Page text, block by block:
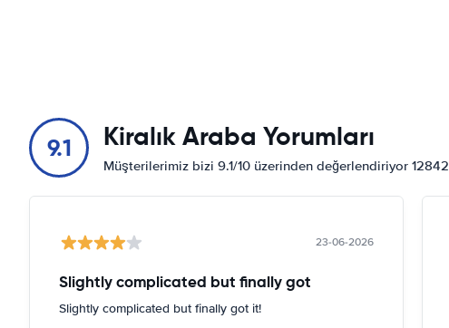
9.1 Kiralık Araba Yorumları
Müşterilerimiz bizi 9.1/10 üzerinden değerlendiriyor 12842
23-06-2026
Slightly complicated but finally got
Slightly complicated but finally got it!